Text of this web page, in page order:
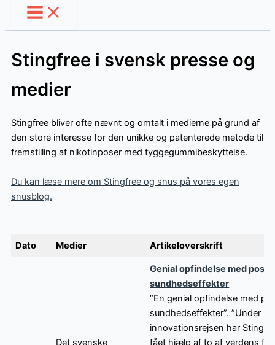
Stingfree i svensk presse og
medier
Stingfree bliver ofte nævnt og omtalt i medierne på grund af
den store interesse for den unikke og patenterede metode til
fremstilling af nikotinposer med tyggegummibeskyttelse.
Du kan læse mere om Stingfree og snus på vores egen
snusblog.
Dato Medier Artikeloverskrift
Det svenske
Genial opfindelse med
sundhedseffekter
”En genial opfindelse med
sundhedseffekter”. ”Under
innovationsrejsen har Sting
fået hjælp af to af verdens